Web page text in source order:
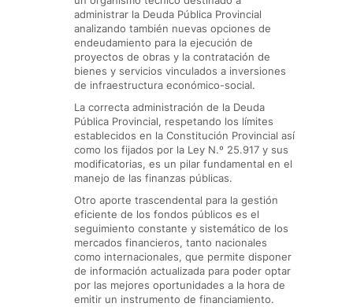
administrar la Deuda Pública Provincial
analizando también nuevas opciones de
endeudamiento para la ejecución de
proyectos de obras y la contratación de
bienes y servicios vinculados a inversiones
de infraestructura económico-social.
La correcta administración de la Deuda
Pública Provincial, respetando los límites
establecidos en la Constitución Provincial así
como los fijados por la Ley N.º 25.917 y sus
modificatorias, es un pilar fundamental en el
manejo de las finanzas públicas.
Otro aporte trascendental para la gestión
eficiente de los fondos públicos es el
seguimiento constante y sistemático de los
mercados financieros, tanto nacionales
como internacionales, que permite disponer
de información actualizada para poder optar
por las mejores oportunidades a la hora de
emitir un instrumento de financiamiento.